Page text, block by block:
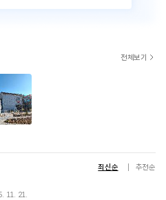
전체보기
최신순 추천순
11. 21.